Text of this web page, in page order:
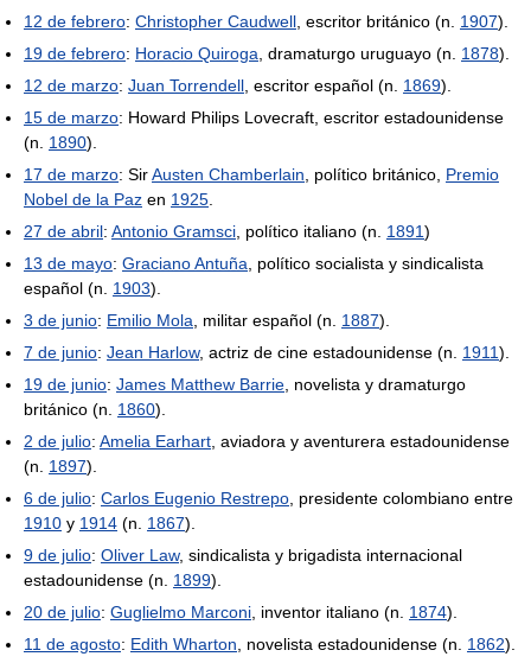
12 de febrero: Christopher Caudwell , escritor británico (n. 1907).
19 de febrero: Horacio Quiroga , dramaturgo uruguayo (n. 1878).
12 de marzo: Juan Torrendell , escritor español (n. 1869).
15 de marzo: Howard Philips Lovecraft, escritor estadounidense
(n. 1890).
17 de marzo: SirAusten Chamberlain , político británico, Premio
Nobel de la Paz en 1925
27 de abril: Antonio Gramsci , político italiano (n. 1891)
13 de mayo: Graciano Antuña , político socialista y sindicalista
español (n. 1903).
3 de junio: Emilio Mola , militar español (n. 1887).
7 de junio: Jean Harlow, actriz de cine estadounidense (n. 1911).
19 de junio: James Matthew Barrie , novelista y dramaturgo
británico (n. 1860).
2 de julio: Amelia Earhart , aviadora y aventurera estadounidense
(n. 1897).
6 de julio: Carlos Eugenio Restrepo , presidente colombiano entre
1910 y 1914 (n. 1867).
9 de julio: Oliver Law, sindicalista y brigadista internacional
estadounidense (n. 1899).
20 de julio: Guglielmo Marconi , inventor italiano (n. 1874).
11 de agosto: Edith Wharton , novelista estadounidense (n. 1862).